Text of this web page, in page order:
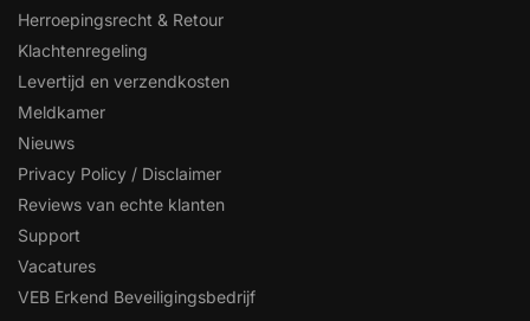
Herroepingsrecht & Retour
Klachtenregeling
Levertijd en verzendkosten
Meldkamer
Nieuws
Privacy Policy / Disclaimer
Reviews van echte klanten
Support
Vacatures
VEB Erkend Beveiligingsbedrijf